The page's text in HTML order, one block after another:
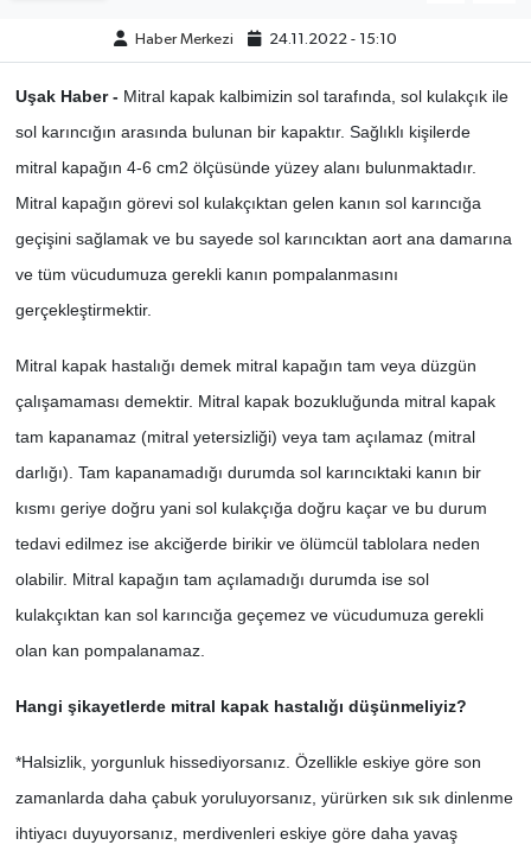
Haber Merkezi 24.11.2022 - 15:10
Uşak Haber -Mitral kapak kalbimizin sol tarafında, sol kulakçık ile
sol karıncığın arasında bulunan bir kapaktır. Sağlıklı kişilerde
mitral kapağın 4-6 cm2 ölçüsünde yüzey alanı bulunmaktadır.
Mitral kapağın görevi sol kulakçıktan gelen kanın sol karıncığa
geçişini sağlamak ve bu sayede sol karıncıktan aort ana damarına
ve tüm vücudumuza gerekli kanın pompalanmasını
gerçekleştirmektir.
Mitral kapak hastalığı demek mitral kapağın tam veya düzgün
çalışamaması demektir. Mitral kapak bozukluğunda mitral kapak
tam kapanamaz (mitral yetersizliği) veya tam açılamaz (mitral
darlığı). Tam kapanamadığı durumda sol karıncıktaki kanın bir
kısmı geriye doğru yani sol kulakçığa doğru kaçar ve bu durum
tedavi edilmez ise akciğerde birikir ve ölümcül tablolara neden
olabilir. Mitral kapağın tam açılamadığı durumda ise sol
kulakçıktan kan sol karıncığa geçemez ve vücudumuza gerekli
olan kan pompalanamaz.
Hangi şikayetlerde mitral kapak hastalığı düşünmeliyiz?
*Halsizlik, yorgunluk hissediyorsanız. Özellikle eskiye göre son
zamanlarda daha çabuk yoruluyorsanız, yürürken sık sık dinlenme
ihtiyacı duyuyorsanız, merdivenleri eskiye göre daha yavaş
KÜLTÜR-SANAT
Magazin
ÖZEL HABER
POLİTİKA
SPOR
TEKNOLOJİ
VEFATLAR